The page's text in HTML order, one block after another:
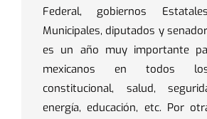
Federal, gobiernos
Municipales, diputados y
es un año muy importante
mexicanos en todos
constitucional, salud,
energía, educación, etc. Por